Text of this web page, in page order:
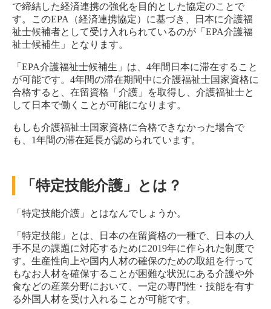
で締結した経済連携の強化を目的とした協定のことで
す。このEPA（経済連携協定）に基づき、日本に介護福
祉士候補者として受け入れられているのが「EPA介護福
祉士候補生」となります。
「EPA介護福祉士候補生」は、4年間日本に滞在すること
が可能です。4年間の滞在期間中に介護福祉士国家資格に
合格すると、在留資格「介護」を取得し、介護福祉士と
して日本で働くことが可能になります。
もしも介護福祉士国家資格に合格できなかった場合で
も、1年間の滞在延長が認められています。
「特定技能介護」とは？
「特定技能介護」とはなんでしょうか。
「特定技能」とは、日本の在留資格の一種で、日本の人
手不足の課題に対応するために2019年に作られた制度で
す。生産性向上や国内人材の確保のための取組を行って
もなお人材を確保することが困難な状況にある介護や外
食などの産業分野において、一定の専門性・技能を有す
る外国人材を受け入れることが可能です。